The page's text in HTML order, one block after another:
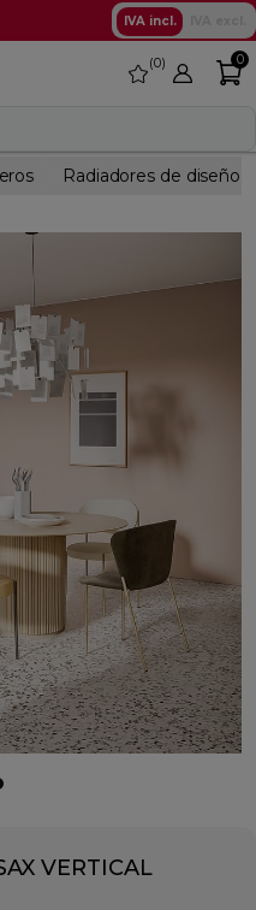
IVA incl.
favorite
0 0
Radiadores de diseño
VERTICAL